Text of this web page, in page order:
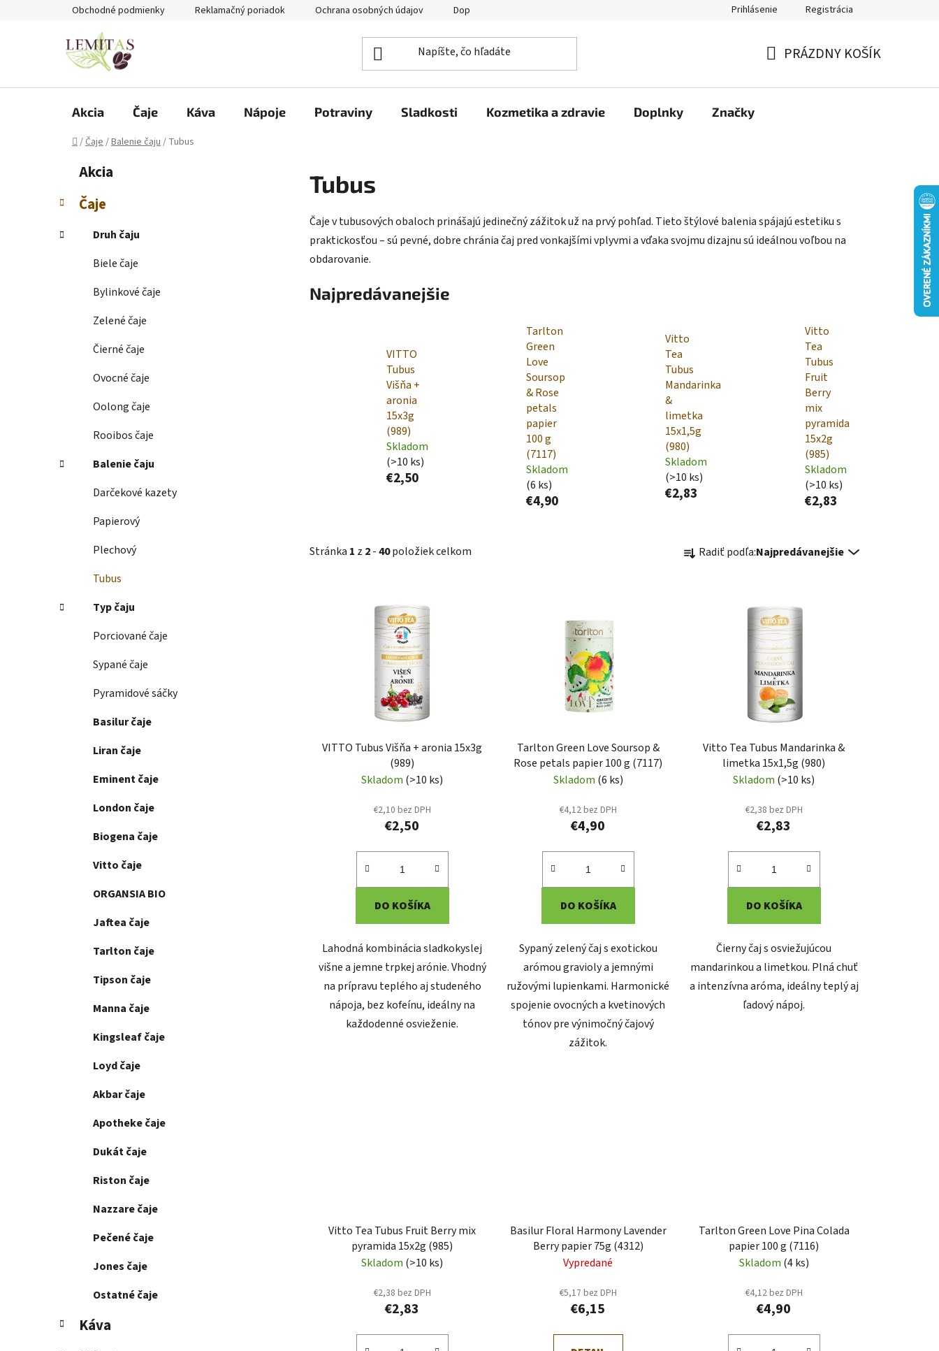
Obchodné podmienky Reklamačný poriadok Ochrana osobných údajov Doprava a platba Prihlásenie Registrácia
PRÁZDNY KOŠÍK
Akcia Čaje Káva Nápoje Potraviny Sladkosti Kozmetika a zdravie Doplnky Značky
Domov
/Čaje/Balenie čaju/ Tubus
č
ý
Preskočiť
kategórie
t
e
ó
Akcia
Čaje
Druh čaju
Biele čaje
Bylinkové čaje
Zelené čaje
Čierné čaje
Ovocné čaje
Oolong čaje
Rooibos čaje
Balenie čaju
Darčekové kazety
Papierový
Plechový
Tubus
Typ čaju
Porciované čaje
Sypané čaje
Pyramidové sáčky
Basilur čaje
Liran čaje
Eminent čaje
London čaje
Biogena čaje
Vitto čaje
ORGANSIA BIO
Jaftea čaje
Tarlton čaje
Tipson čaje
Manna čaje
Kingsleaf čaje
Loyd čaje
Akbar čaje
Apotheke čaje
Dukát čaje
Riston čaje
Nazzare čaje
Pečené čaje
Jones čaje
Ostatné čaje
Káva
Tubus
Čaje v tubusových obaloch prinášajú jedinečný zážitok už na prvý pohľad. Tieto štýlové balenia spájajú estetiku s
praktickosťou – sú pevné, dobre chránia čaj pred vonkajšími vplyvmi a vďaka svojmu dizajnu sú ideálnou voľbou na
obdarovanie.
Najpredávanejšie
VITTO
Tubus
Višňa +
aronia
15x3g
(989)
Skladom
(>10 ks)
€2,50
Tarlton
Green
Love
Soursop
& Rose
petals
papier
100 g
(7117)
Skladom
(6 ks)
€4,90
Vitto
Tea
Tubus
Mandarinka
&
limetka
15x1,5g
(980)
Skladom
(>10 ks)
€2,83
Vitto
Tea
Tubus
Fruit
Berry
mix
pyramida
15x2g
(985)
Skladom
(>10 ks)
€2,83
Stránka 1 z 2-40položiek celkom
a Radiť podľa:Najpredávanejšie
VITTO Tubus Višňa + aronia 15x3g
(989)
Skladom (>10 ks)
€2,10 bez DPH
€2,50
DO KOŠÍKA
Lahodná kombinácia sladkokyslej
višne a jemne trpkej arónie. Vhodný
na prípravu teplého aj studeného
nápoja, bez kofeínu, ideálny na
každodenné osvieženie.
Tarlton Green Love Soursop &
Rose petals papier 100 g (7117)
Skladom (6 ks)
€4,12 bez DPH
€4,90
DO KOŠÍKA
Sypaný zelený čaj s exotickou
arómou gravioly a jemnými
ružovými lupienkami. Harmonické
spojenie ovocných a kvetinových
tónov pre výnimočný čajový
zážitok.
Vitto Tea Tubus Mandarinka &
limetka 15x1,5g (980)
Skladom (>10 ks)
€2,38 bez DPH
€2,83
DO KOŠÍKA
Čierny čaj s osviežujúcou
mandarinkou a limetkou. Plná chuť
a intenzívna aróma, ideálny teplý aj
ľadový nápoj.
Vitto Tea Tubus Fruit Berry mix
pyramida 15x2g (985)
Skladom (>10 ks)
€2,38 bez DPH
€2,83
Basilur Floral Harmony Lavender
Berry papier 75g (4312)
Vypredané
€5,17 bez DPH
€6,15
Tarlton Green Love Pina Colada
papier 100 g (7116)
Skladom (4 ks)
€4,12 bez DPH
€4,90